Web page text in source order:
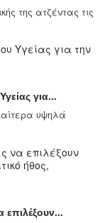
της ατζέντας τις
για...
υψηλά